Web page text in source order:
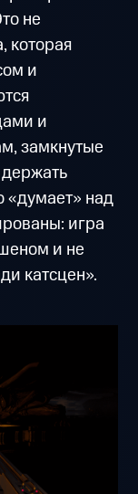
не
которая
и
и
замкнутые
«думает» над
игра
и не
катсцен».